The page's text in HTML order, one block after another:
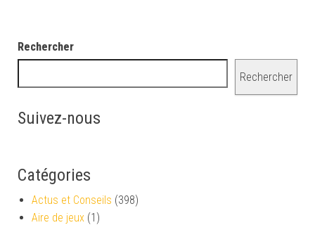
Rechercher
Rechercher
Suivez-nous
Catégories
Actus et Conseils (398)
Aire de jeux (1)